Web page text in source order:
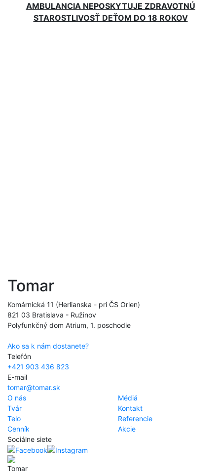
AMBULANCIA NEPOSKYTUJE ZDRAVOTNÚ
STAROSTLIVOSŤ DEŤOM DO 18 ROKOV
Tomar
Komárnická 11 (Herlianska - pri ČS Orlen)
821 03 Bratislava - Ružinov
Polyfunkčný dom Atrium, 1. poschodie
Ako sa k nám dostanete?
Telefón
+421 903 436 823
E-mail
tomar@tomar.sk
O nás
Tvár
Telo
Cenník
Médiá
Kontakt
Referencie
Akcie
Sociálne siete